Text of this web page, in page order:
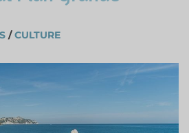
/CULTURE